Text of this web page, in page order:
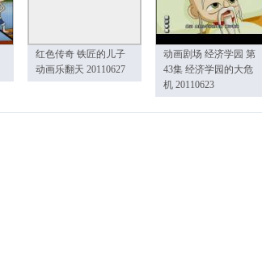
红色传奇 铁匠的儿子
动画乐翻天 20110627
动画剧场 经济学园 第
43集 经济学园的大危
机 20110623